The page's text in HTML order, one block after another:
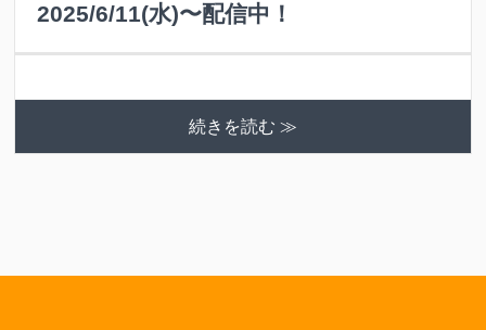
2025/6/11(水)〜配信中！
続きを読む ≫